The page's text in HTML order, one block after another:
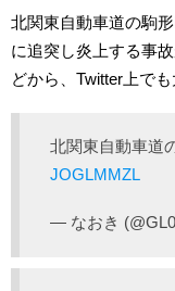
北関東自動車道の駒
に追突し炎上する事
どから、Twitter上で
北関東自動車道
JOGLMMZL
— なおき